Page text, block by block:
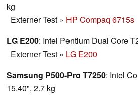
kg
Externer Test » HP Compaq 6715s
LG E200: Intel Pentium Dual Core
Externer Test » LG E200
Samsung P500-Pro T7250: Intel
15.40", 2.7 kg